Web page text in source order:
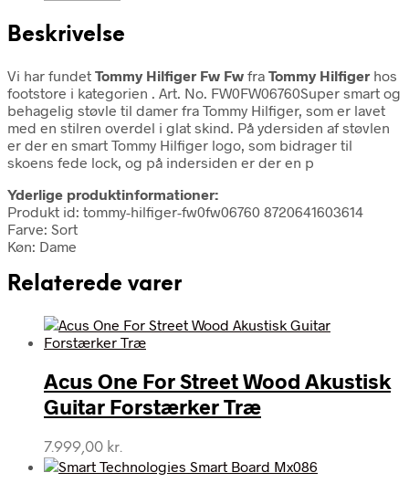
Beskrivelse
Vi har fundet Tommy Hilfiger Fw Fw fra Tommy Hilfiger hos
footstore i kategorien . Art. No. FW0FW06760Super smart og
behagelig støvle til damer fra Tommy Hilfiger, som er lavet
med en stilren overdel i glat skind. På ydersiden af støvlen
er der en smart Tommy Hilfiger logo, som bidrager til
skoens fede lock, og på indersiden er der en p
Yderlige produktinformationer:
Produkt id: tommy-hilfiger-fw0fw06760 8720641603614
Farve: Sort
Køn: Dame
Relaterede varer
Acus One For Street Wood Akustisk
Guitar Forstærker Træ
7.999,00 kr.